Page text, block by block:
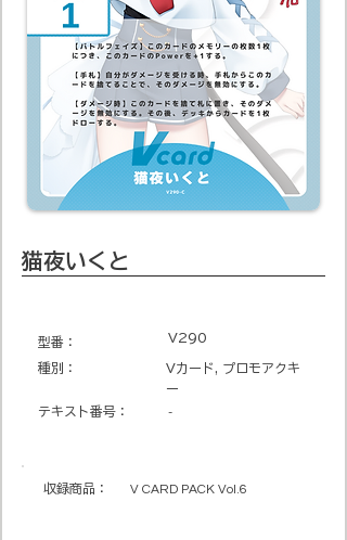
猫夜いくと
​型番​： V290
種別：
Vカード, プロモアクキ
ー
テキスト番号​：
-
収録商品​： V CARD PACK Vol.6